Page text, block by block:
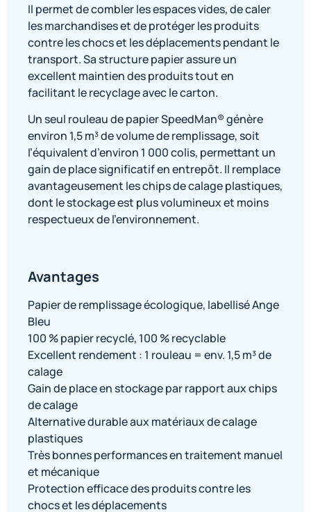
Il permet de combler les espaces vides, de caler
les marchandises et de protéger les produits
contre les chocs et les déplacements pendant le
transport. Sa structure papier assure un
excellent maintien des produits tout en
facilitant le recyclage avec le carton.
Un seul rouleau de papier SpeedMan® génère
environ 1,5 m³ de volume de remplissage, soit
l’équivalent d’environ 1 000 colis, permettant un
gain de place significatif en entrepôt. Il remplace
avantageusement les chips de calage plastiques,
dont le stockage est plus volumineux et moins
respectueux de l’environnement.
Avantages
Papier de remplissage écologique, labellisé Ange
Bleu
100 % papier recyclé, 100 % recyclable
Excellent rendement : 1 rouleau = env. 1,5 m³ de
calage
Gain de place en stockage par rapport aux chips
de calage
Alternative durable aux matériaux de calage
plastiques
Très bonnes performances en traitement manuel
et mécanique
Protection efficace des produits contre les
chocs et les déplacements